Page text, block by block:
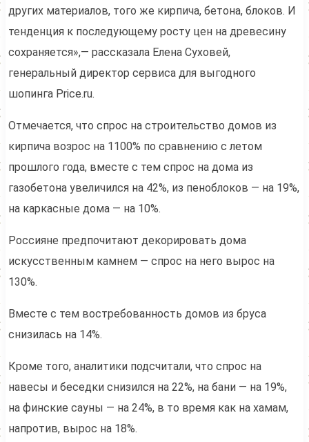
других материалов, того же кирпича, бетона, блоков. И
тенденция к последующему росту цен на древесину
сохраняется»,— рассказала Елена Суховей,
генеральный директор сервиса для выгодного
шопинга Price.ru.
Отмечается, что спрос на строительство домов из
кирпича возрос на 1100% по сравнению с летом
прошлого года, вместе с тем спрос на дома из
газобетона увеличился на 42%, из пеноблоков — на 19%,
на каркасные дома — на 10%.
Россияне предпочитают декорировать дома
искусственным камнем — спрос на него вырос на
130%.
Вместе с тем востребованность домов из бруса
снизилась на 14%.
Кроме того, аналитики подсчитали, что спрос на
навесы и беседки снизился на 22%, на бани — на 19%,
на финские сауны — на 24%, в то время как на хамам,
напротив, вырос на 18%.